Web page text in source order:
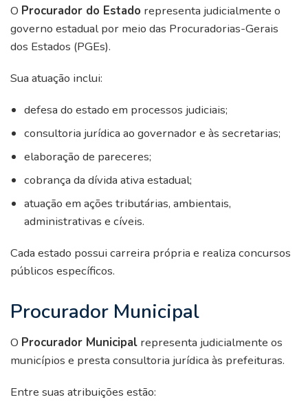
O Procurador do Estado representa judicialmente o
governo estadual por meio das Procuradorias-Gerais
dos Estados (PGEs).
Sua atuação inclui:
defesa do estado em processos judiciais;
consultoria jurídica ao governador e às secretarias;
elaboração de pareceres;
cobrança da dívida ativa estadual;
atuação em ações tributárias, ambientais,
administrativas e cíveis.
Cada estado possui carreira própria e realiza concursos
públicos específicos.
Procurador Municipal
O Procurador Municipal representa judicialmente os
municípios e presta consultoria jurídica às prefeituras.
Entre suas atribuições estão: